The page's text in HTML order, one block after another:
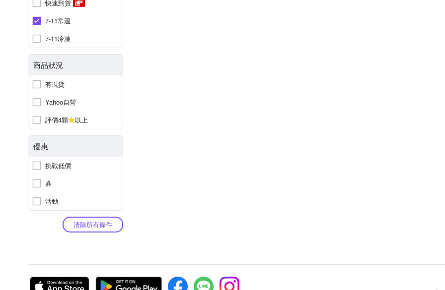
快速到貨
7-11常溫
7-11冷凍
商品狀況
有現貨
Yahoo自營
評價4顆
以上
優惠
挑戰低價
券
活動
清除所有條件